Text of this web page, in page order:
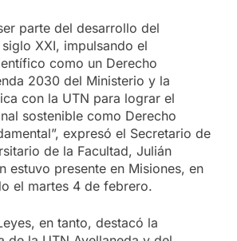
parte del desarrollo del
XXI, impulsando el
como un Derecho
2030 del Ministerio y la
con la UTN para lograr el
sostenible como Derecho
expresó el Secretario de
de la Facultad, Julián
estuvo presente en Misiones, en
el martes 4 de febrero.
en tanto, destacó la